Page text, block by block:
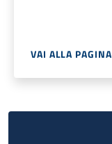
VAI ALLA PAGINA